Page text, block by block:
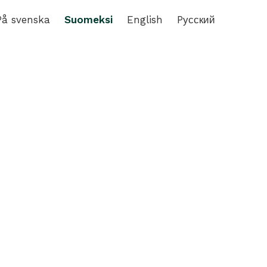
svenska Suomeksi English Pусский